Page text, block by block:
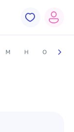
М Н О П